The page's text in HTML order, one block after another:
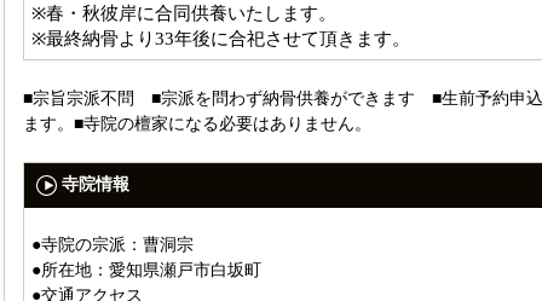
※春・秋彼岸に合同供養いたします。
※最終納骨より33年後に合祀させて頂きます。
■宗旨宗派不問 ■宗派を問わず納骨供養ができます ■生前予約申
ます。■寺院の檀家になる必要はありません。
寺院情報
●寺院の宗派：曹洞宗
●所在地：愛知県瀬戸市白坂町
●交通アクセス